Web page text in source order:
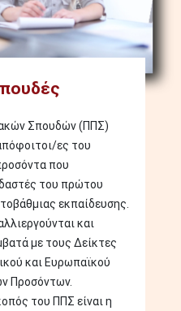
Σπουδών (ΠΠΣ)
ες του
που
του πρώτου
εκπαίδευσης.
και
με τους Δείκτες
και Ευρωπαϊκού
Προσόντων.
του ΠΠΣ είναι η